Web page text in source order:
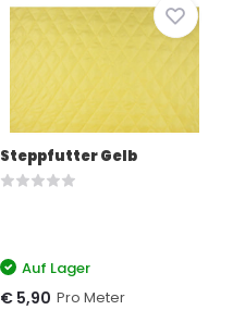
Steppfutter Gelb
Auf Lager
€ 5,90 Pro Meter